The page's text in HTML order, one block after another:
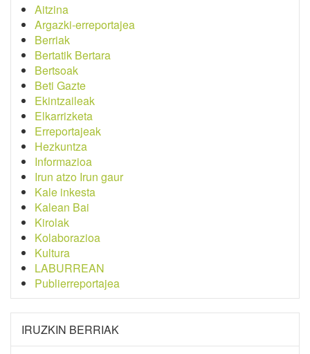
Aitzina
Argazki-erreportajea
Berriak
Bertatik Bertara
Bertsoak
Beti Gazte
Ekintzaileak
Elkarrizketa
Erreportajeak
Hezkuntza
Informazioa
Irun atzo Irun gaur
Kale inkesta
Kalean Bai
Kirolak
Kolaborazioa
Kultura
LABURREAN
Publierreportajea
IRUZKIN BERRIAK